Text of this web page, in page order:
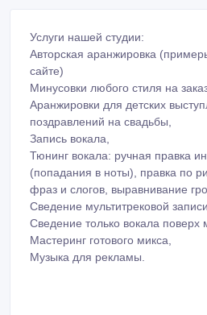
Услуги нашей студии:
Авторская аранжировка
сайте)
Минусовки любого стиля на
Аранжировки для детских
поздравлений на свадьбы,
Запись вокала,
Тюнинг вокала: ручная правка
(попадания в ноты), правка по
фраз и слогов, выравнивание
Сведение мультитрековой
Сведение только вокала поверх
Мастеринг готового микса,
Музыка для рекламы.